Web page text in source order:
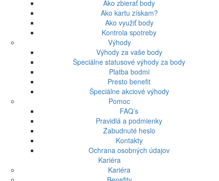
Ako zbierať body
Ako kartu získam?
Ako využiť body
Kontrola spotreby
Výhody
Výhody za vaše body
Špeciálne statusové výhody za body
Platba bodmi
Presto benefit
Špeciálne akciové výhody
Pomoc
FAQ’s
Pravidlá a podmienky
Zabudnuté heslo
Kontakty
Ochrana osobných údajov
Kariéra
Kariéra